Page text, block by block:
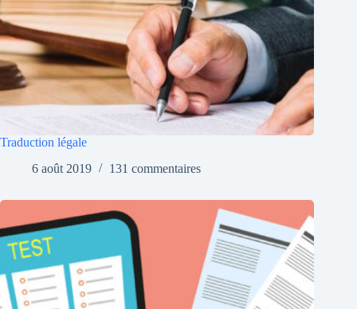
Traduction légale
6 août 2019
131 commentaires